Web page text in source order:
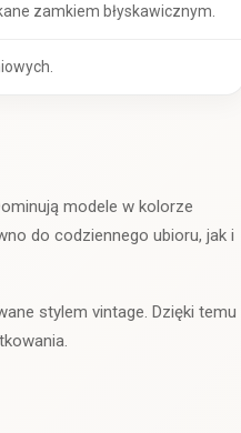
zamkiem błyskawicznym.
modele w kolorze
do codziennego ubioru, jak i
stylem vintage. Dzięki temu